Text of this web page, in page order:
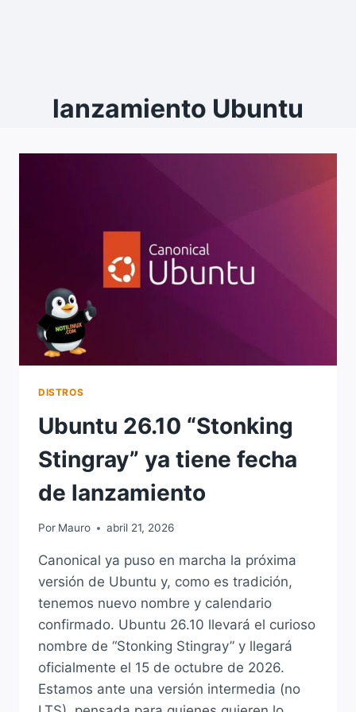
lanzamiento Ubuntu
DISTROS
Ubuntu 26.10 “Stonking
Stingray” ya tiene fecha
de lanzamiento
Por Mauro abril 21, 2026
Canonical ya puso en marcha la próxima
versión de Ubuntu y, como es tradición,
tenemos nuevo nombre y calendario
confirmado. Ubuntu 26.10 llevará el curioso
nombre de “Stonking Stingray” y llegará
oficialmente el 15 de octubre de 2026.
Estamos ante una versión intermedia (no